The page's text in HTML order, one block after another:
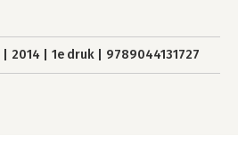
2014 1e druk 9789044131727